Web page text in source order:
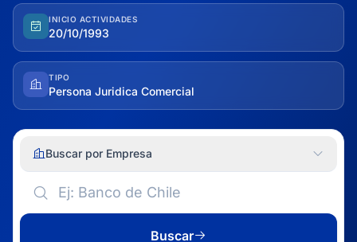
INICIO ACTIVIDADES
20/10/1993
TIPO
Persona Juridica Comercial
Buscar por Empresa
Buscar